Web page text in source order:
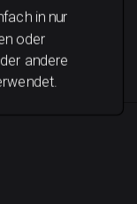
in nur
oder
andere